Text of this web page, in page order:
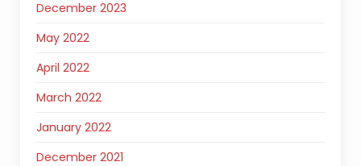
December 2023
May 2022
April 2022
March 2022
January 2022
December 2021